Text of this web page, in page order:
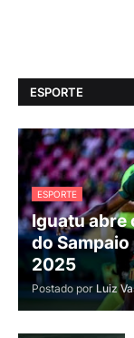
ESPORTE
ESPORTE
Iguatu abre
do Sampaio
2025
Postado por Luiz